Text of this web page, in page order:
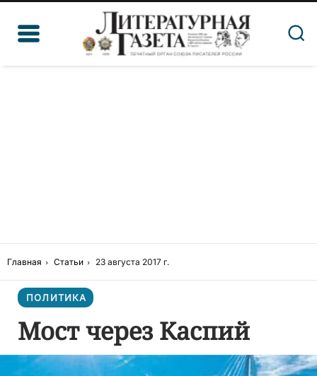
Главная Статьи 23 августа 2017 г.
ПОЛИТИКА
Мост через Каспий